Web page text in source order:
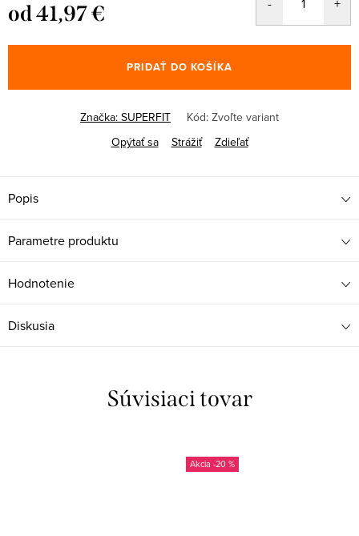
od41,97 €
cena:
PRIDAŤ DO KOŠÍKA
Značka: SUPERFIT Kód: Zvoľte variant
Opýtať sa
Strážiť Zdieľať
Popis
Parametre produktu
Hodnotenie
Diskusia
Súvisiaci tovar
-20 %